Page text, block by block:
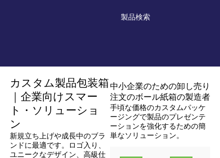
製品検索
カスタム製品包装箱
｜企業向けスマー
ト・ソリューショ
ン
新規立ち上げや成長中のブラ
ンドに最適です。ロゴ入り、
ユニークなデザイン、高級仕
中小企業のための卸し売り
注文のボール紙箱の製造者
手頃な価格のカスタムパッケ
ージングで製品のプレゼンテ
ーションを強化するための簡
単なソリューション。